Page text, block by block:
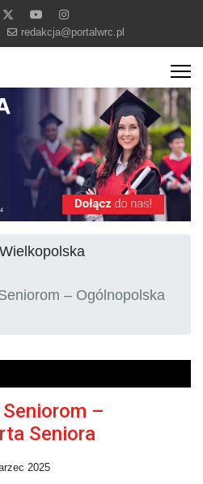
redakcja@portalwrc.pl
Wielkopolska
– Ogólnopolska
–
Seniora
2025